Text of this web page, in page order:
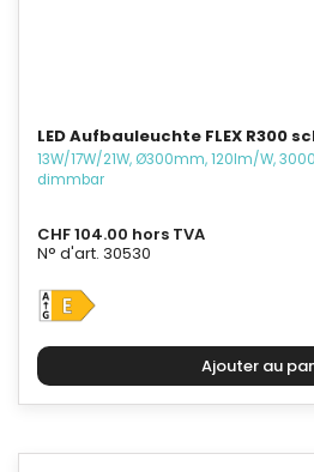
LED Aufbauleuchte FLEX R300
13W/17W/21W, Ø300mm, 120lm/W,
dimmbar
CHF 104.00 hors TVA
N° d'art. 30530